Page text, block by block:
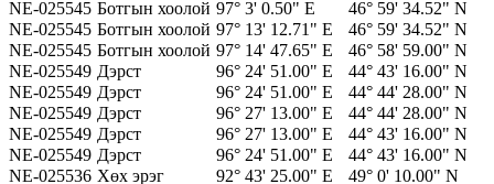
NE-025545 Ботгын хоолой 97° 3' 0.50" E
46° 59' 34.52" N
NE-025545 Ботгын хоолой 97° 13' 12.71" E
46° 59' 34.52" N
NE-025545 Ботгын хоолой 97° 14' 47.65" E
46° 58' 59.00" N
NE-025549 Дэрст 96° 24' 51.00" E
44° 43' 16.00" N
NE-025549 Дэрст 96° 24' 51.00" E
44° 44' 28.00" N
NE-025549 Дэрст 96° 27' 13.00" E
44° 44' 28.00" N
NE-025549 Дэрст 96° 27' 13.00" E
44° 43' 16.00" N
NE-025549 Дэрст 96° 24' 51.00" E
44° 43' 16.00" N
NE-025536 Хөх эрэг 92° 43' 25.00" E
49° 0' 10.00" N